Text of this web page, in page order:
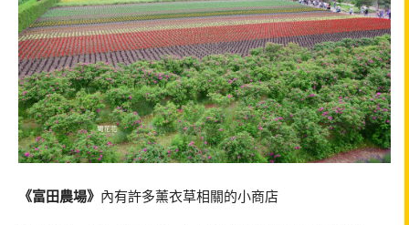
《富田農場》 內有許多薰衣草相關的小商店